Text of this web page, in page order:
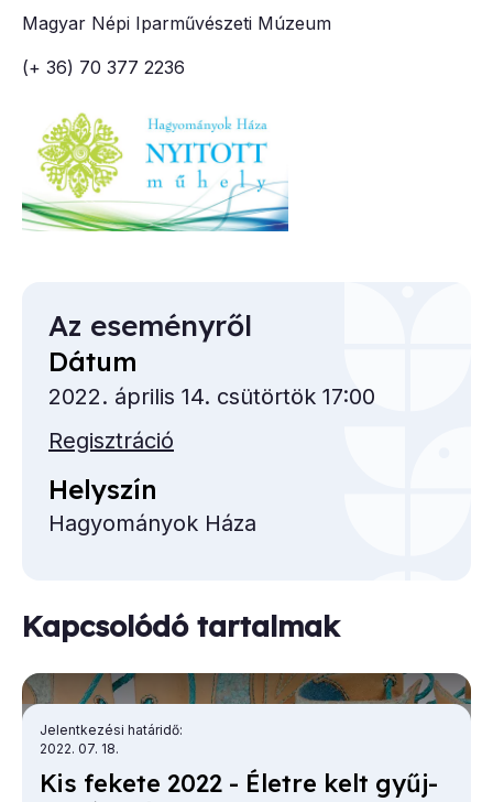
Magyar Népi Iparművészeti Múzeum
(+ 36) 70 377 2236
Az eseményről
Dátum
2022. április 14. csütörtök 17:00
Regisztráció
Helyszín
Hagyományok Háza
Kapcsolódó tartalmak
Kis fe­ke­te 2022 - Élet­re kelt gyűj­
Jelentkezési határidő
2022. 07. 18.